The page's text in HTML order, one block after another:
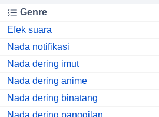
Genre
Efek suara
Nada notifikasi
Nada dering imut
Nada dering anime
Nada dering binatang
Nada dering panggilan